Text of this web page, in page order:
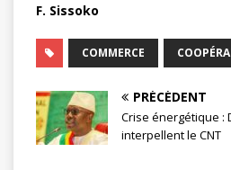
F. Sissoko
COMMERCE
PRÉCÉDENT
Crise énergétique :
interpellent le CNT